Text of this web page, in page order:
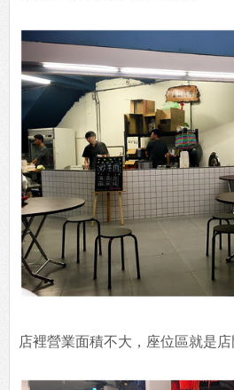
店裡營業面積不大，座位區就是店